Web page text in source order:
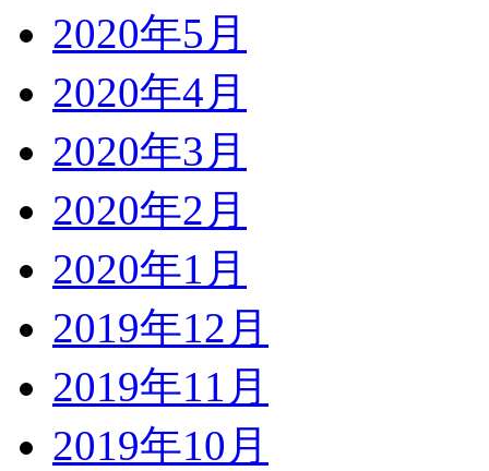
2020年5月
2020年4月
2020年3月
2020年2月
2020年1月
2019年12月
2019年11月
2019年10月